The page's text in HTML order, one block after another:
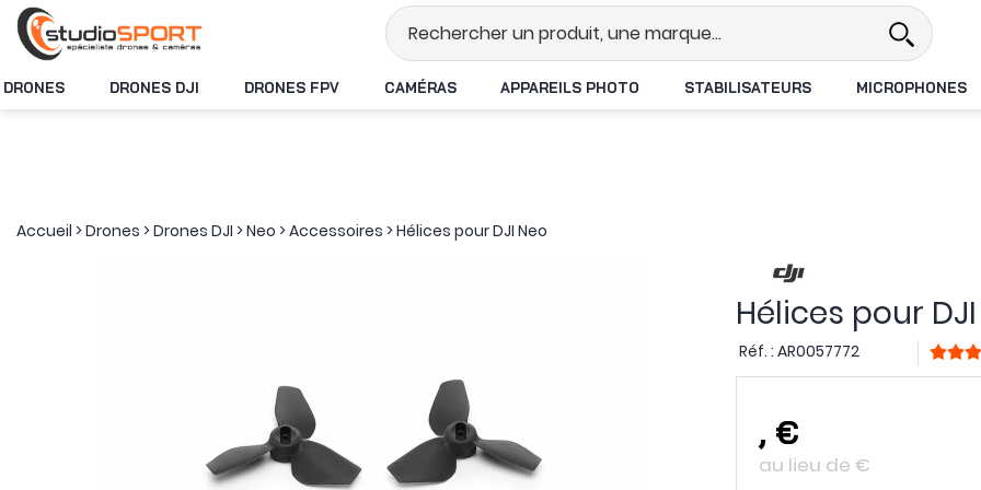
Stock en temps réel
DRONES DRONES DJI DRONES FPV CAMÉRAS APPAREILS PHOTO STABILISATEURS MICROPHONES
Accueil >Drones >Drones DJI >Neo >Accessoires >Hélices pour DJI Neo
Hélices pour
Réf. : AR0057772
, €
au lieu de €